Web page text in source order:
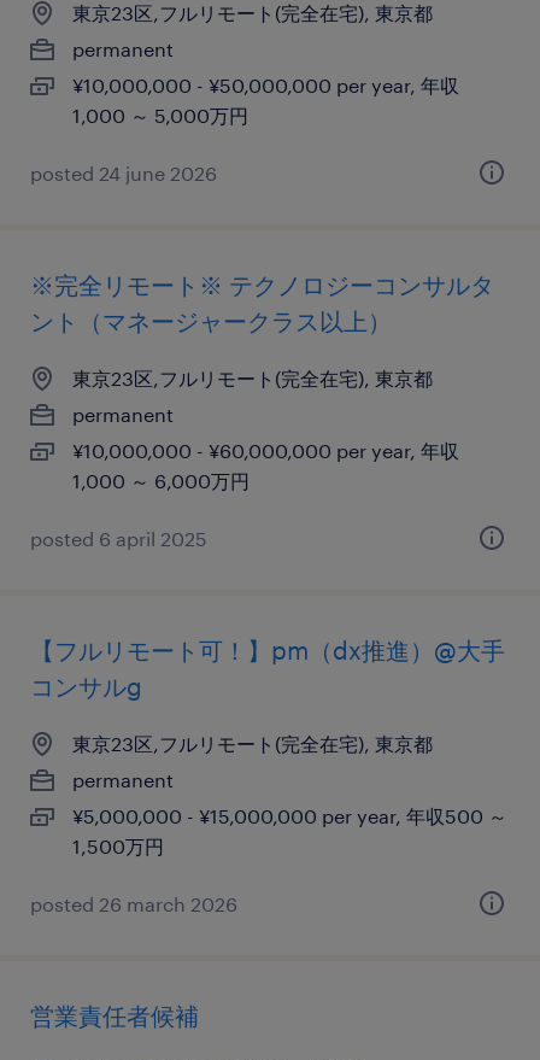
東京23区,フルリモート(完全在宅), 東京都
permanent
¥10,000,000 - ¥50,000,000 per year, 年収
1,000 ～ 5,000万円
posted 24 june 2026
※完全リモート※ テクノロジーコンサルタ
ント（マネージャークラス以上）
東京23区,フルリモート(完全在宅), 東京都
permanent
¥10,000,000 - ¥60,000,000 per year, 年収
1,000 ～ 6,000万円
posted 6 april 2025
【フルリモート可！】pm（dx推進）@大手
コンサルg
東京23区,フルリモート(完全在宅), 東京都
permanent
¥5,000,000 - ¥15,000,000 per year, 年収500 ～
1,500万円
posted 26 march 2026
営業責任者候補